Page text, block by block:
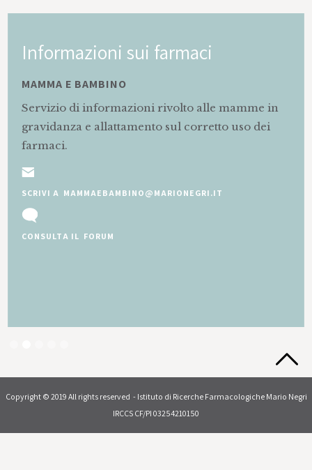
Informazioni sui farmaci
MAMMA E BAMBINO
Servizio di informazioni rivolto alle mamme in
gravidanza e allattamento sul corretto uso dei
farmaci.
SCRIVI A MAMMAEBAMBINO@MARIONEGRI.IT
CONSULTA IL FORUM
Copyright © 2019 All rights reserved - Istituto di Ricerche Farmacologiche Mario Negri
IRCCS CF/PI 03254210150